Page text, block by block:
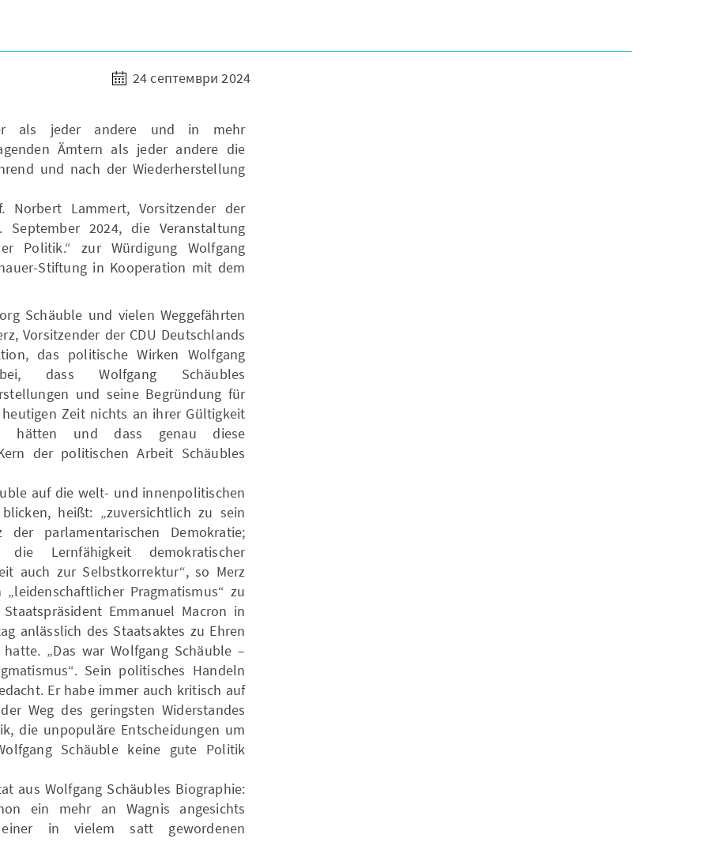
24 септември 2024
als jeder andere und in mehr
Ämtern als jeder andere die
und nach der Wiederherstellung
Norbert Lammert, Vorsitzender der
September 2024, die Veranstaltung
Politik.“ zur Würdigung Wolfgang
Stiftung in Kooperation mit dem
Schäuble und vielen Weggefährten
Vorsitzender der CDU Deutschlands
das politische Wirken Wolfgang
dass Wolfgang Schäubles
und seine Begründung für
Zeit nichts an ihrer Gültigkeit
hätten und dass genau diese
der politischen Arbeit Schäubles
auf die welt- und innenpolitischen
heißt: „zuversichtlich zu sein
der parlamentarischen Demokratie;
Lernfähigkeit demokratischer
auch zur Selbstkorrektur“, so Merz
Pragmatismus“ zu
Emmanuel Macron in
anlässlich des Staatsaktes zu Ehren
„Das war Wolfgang Schäuble –
Sein politisches Handeln
Er habe immer auch kritisch auf
Weg des geringsten Widerstandes
die unpopuläre Entscheidungen um
Schäuble keine gute Politik
aus Wolfgang Schäubles Biographie:
ein mehr an Wagnis angesichts
in vielem satt gewordenen